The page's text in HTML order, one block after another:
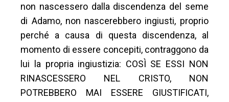
non nascessero dalla discendenza del seme
di Adamo, non nascerebbero ingiusti, proprio
perché a causa di questa discendenza, al
momento di essere concepiti, contraggono da
lui la propria ingiustizia: COSÌ SE ESSI NON
RINASCESSERO NEL CRISTO, NON
POTREBBERO MAI ESSERE GIUSTIFICATI,